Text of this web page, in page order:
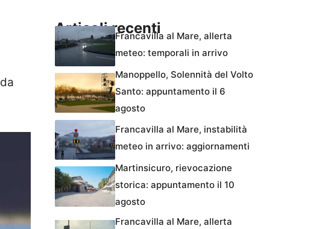
Articoli recentiFrancavilla al Mare, allerta
meteo: temporali in arrivo
Manoppello, Solennità del Volto
Santo: appuntamento il 6
agosto
Francavilla al Mare, instabilità
meteo in arrivo: aggiornamenti
Martinsicuro, rievocazione
storica: appuntamento il 10
agosto
Francavilla al Mare, allerta